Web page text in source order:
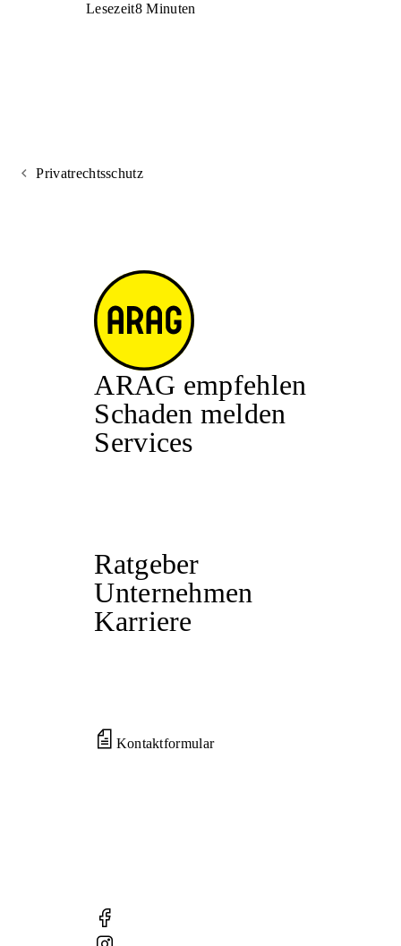
Lesezeit8 Minuten
Privatrechtsschutz
ARAG empfehlen
Schaden melden
Services
Ratgeber
Unternehmen
Karriere
Kontaktformular